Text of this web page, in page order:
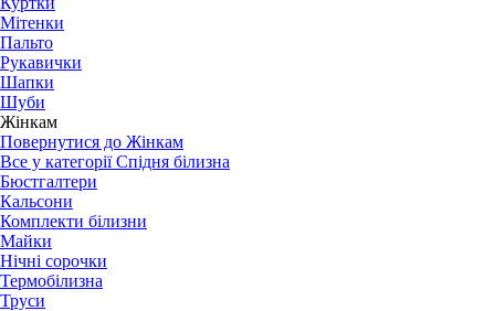
Мітенки
Пальто
Рукавички
Шапки
Шуби
Жінкам
Повернутися до Жінкам
Все у категорії Спідня білизна
Бюстгалтери
Кальсони
Комплекти білизни
Майки
Нічні сорочки
Термобілизна
Труси